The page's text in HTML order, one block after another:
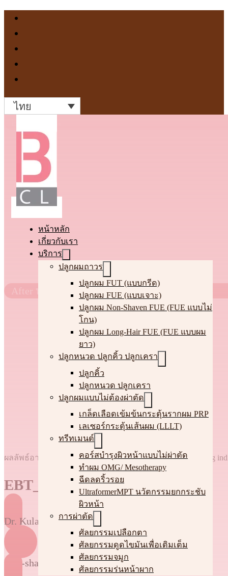
ไทย
หน้าหลัก
เกี่ยวกับเรา
บริการ
ปลูกผมถาวร
ปลูกผม FUT (แบบกรีด)
ปลูกผม FUE (แบบเจาะ)
ปลูกผม Non-Shaven FUE (FUE แบบไม่
โกน)
ปลูกผม Long-Hair FUE (FUE แบบผม
ยาว)
ปลูกหนวด ปลูกคิ้ว ปลูกเครา
ปลูกคิ้ว
ปลูกหนวด ปลูกเครา
ปลูกผมแบบไม่ต้องผ่าตัด
เกล็ดเลือดเข้มข้นกระตุ้นรากผม PRP
เลเซอร์กระตุ้นเส้นผม (LLLT)
ทรีทเมนต์
คอร์สบำรุงผิวหน้าแบบไม่ผ่าตัด
ทําผม OMG/ Mesotherapy
ฉีดลดริ้วรอย
UltraformerMPT นวัตกรรมยกกระชับ
ผิวหน้า
การผ่าตัด
ศัลยกรรมเปลือกตา
ศัลยกรรมดูดไขมันเพื่อเติมเต็ม
ศัลยกรรมจมูก
ศัลยกรรมร่นหน้าผาก
ผลลัพธ์อาจแตกต่างในแต่ละบุคคล The result may vary among
EBT_1
Dr. Kulakarn Amonpattana (Karen)
Non-shaven FUE